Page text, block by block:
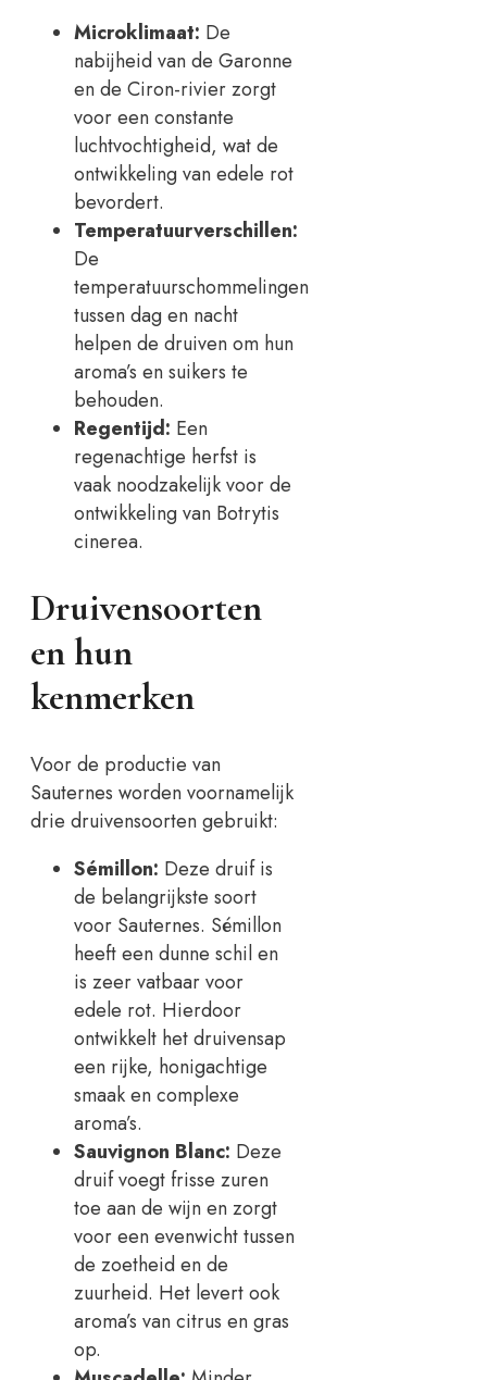
Microklimaat: De
nabijheid van de Garonne
en de Ciron-rivier zorgt
voor een constante
luchtvochtigheid, wat de
ontwikkeling van edele rot
bevordert.
Temperatuurverschillen:
De
temperatuurschommelingen
tussen dag en nacht
helpen de druiven om hun
aroma’s en suikers te
behouden.
Regentijd: Een
regenachtige herfst is
vaak noodzakelijk voor de
ontwikkeling van Botrytis
cinerea.
Druivensoorten
en hun
kenmerken
Voor de productie van
Sauternes worden voornamelijk
drie druivensoorten gebruikt:
Sémillon: Deze druif is
de belangrijkste soort
voor Sauternes. Sémillon
heeft een dunne schil en
is zeer vatbaar voor
edele rot. Hierdoor
ontwikkelt het druivensap
een rijke, honigachtige
smaak en complexe
aroma’s.
Sauvignon Blanc: Deze
druif voegt frisse zuren
toe aan de wijn en zorgt
voor een evenwicht tussen
de zoetheid en de
zuurheid. Het levert ook
aroma’s van citrus en gras
op.